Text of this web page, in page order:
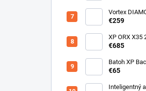
Vortex
10X50
€259
XP ORX X35
bezdrôtové
€685
Batoh XP
€65
Inteligentný